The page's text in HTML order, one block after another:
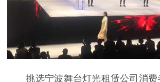
挑选宁波舞台灯光租赁公司消